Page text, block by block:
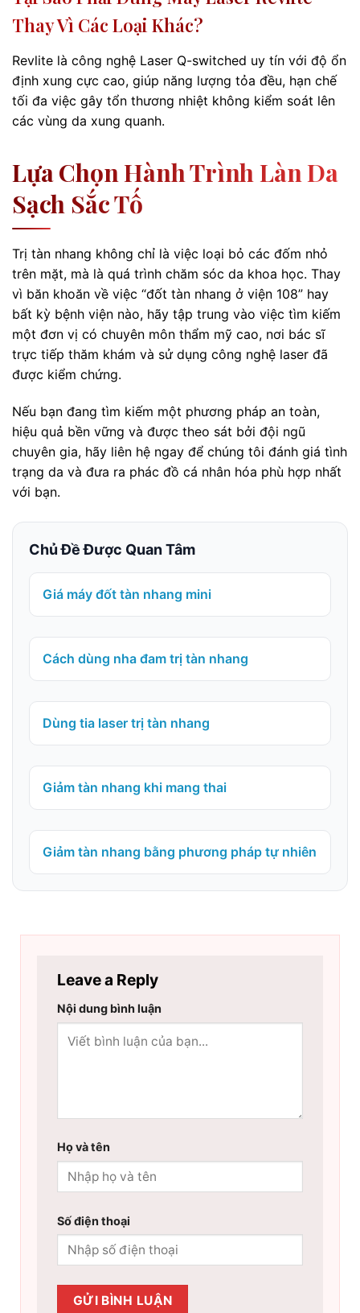
Thay Vì Các Loại Khác?
Revlite là công nghệ Laser Q-switched uy tín với độ ổn
định xung cực cao, giúp năng lượng tỏa đều, hạn chế
tối đa việc gây tổn thương nhiệt không kiểm soát lên
các vùng da xung quanh.
Lựa Chọn Hành Trình Làn Da
Sạch Sắc Tố
Trị tàn nhang không chỉ là việc loại bỏ các đốm nhỏ
trên mặt, mà là quá trình chăm sóc da khoa học. Thay
vì băn khoăn về việc “đốt tàn nhang ở viện 108” hay
bất kỳ bệnh viện nào, hãy tập trung vào việc tìm kiếm
một đơn vị có chuyên môn thẩm mỹ cao, nơi bác sĩ
trực tiếp thăm khám và sử dụng công nghệ laser đã
được kiểm chứng.
Nếu bạn đang tìm kiếm một phương pháp an toàn,
hiệu quả bền vững và được theo sát bởi đội ngũ
chuyên gia, hãy liên hệ ngay để chúng tôi đánh giá tình
trạng da và đưa ra phác đồ cá nhân hóa phù hợp nhất
với bạn.
Chủ Đề Được Quan Tâm
Giá máy đốt tàn nhang mini
Cách dùng nha đam trị tàn nhang
Dùng tia laser trị tàn nhang
Giảm tàn nhang khi mang thai
Giảm tàn nhang bằng phương pháp tự nhiên
Leave a Reply
Nội dung bình luận
Họ và tên
Số điện thoại